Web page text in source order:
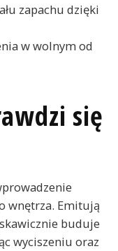
zapachu dzięki
w wolnym od
się
wnętrza. Emitują
buduje
wyciszeniu oraz